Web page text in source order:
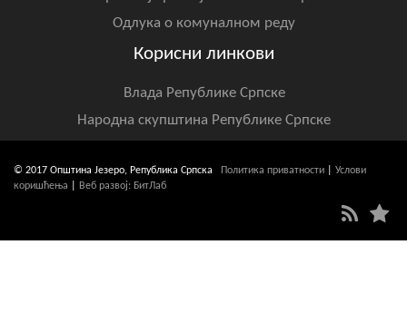
Одлука о комуналном реду
Корисни линкови
Влада Републике Српске
Народна скупштина Републике Српске
© 2017 Општина Језеро, Република Српска Политика приватности
Услови
коришћења
Веб развој: БитЛаб